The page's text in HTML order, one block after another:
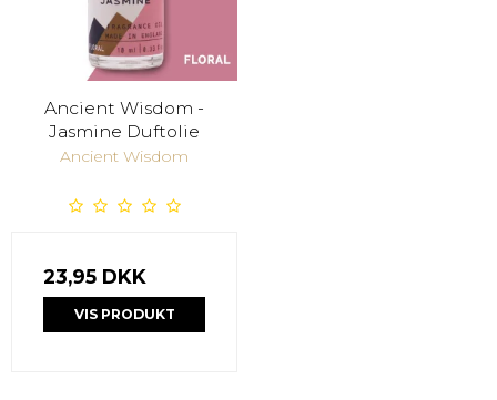
Ancient Wisdom -
Jasmine Duftolie
Ancient Wisdom
23,95 DKK
VIS PRODUKT